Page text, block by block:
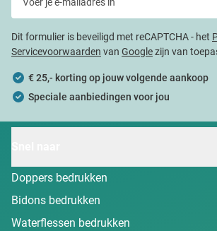
Dit formulier is beveiligd met reCAPTCHA - het
Servicevoorwaarden van Googlezijn van
€ 25,- korting op jouw volgende aankoop
Speciale aanbiedingen voor jou
Doppers bedrukken
Bidons bedrukken
Waterflessen bedrukken